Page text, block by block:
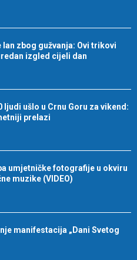
lan zbog gužvanja: Ovi trikovi
izgled cijeli dan
ljudi ušlo u Crnu Goru za vikend:
prelazi
umjetničke fotografije u okviru
muzike (VIDEO)
manifestacija „Dani Svetog